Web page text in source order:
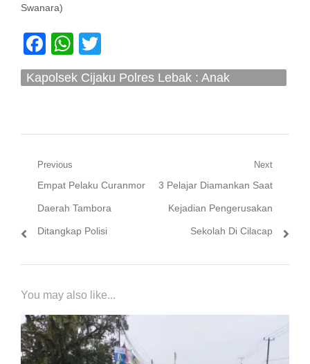
Swanara)
Facebook
WhatsApp
Kapolsek Cijaku Polres Lebak : Anak
Navigasi
pos
Previous
Previous
post:
Empat Pelaku Curanmor
Daerah Tambora
Ditangkap Polisi
Next
Next
post:
3 Pelajar Diamankan Saat
Kejadian Pengerusakan
Sekolah Di Cilacap
You may also like...